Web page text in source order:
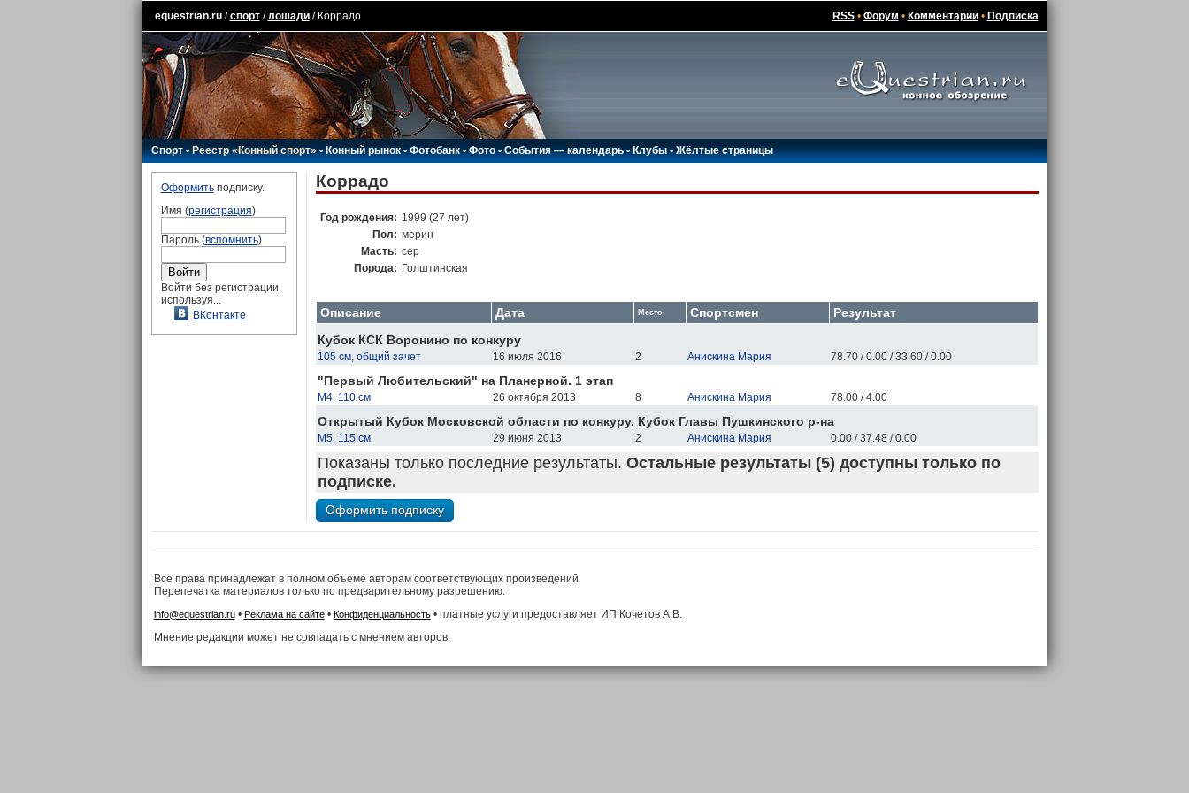
equestrian.ru/спорт/лошади/ Коррадо RSS• Форум • Комментарии• Подписка
Спорт•Реестр «Конный спорт»•Конный рынок•Фотобанк •Фото•События — календарь•Клубы •Жёлтые страницы
Оформитьподписку.
Имя (регистрация)
Пароль (вспомнить)
Войти без регистрации,
используя...
ВКонтакте
Коррадо
Год рождения: 1999 (27 лет)
Пол: мерин
Масть: сер
Порода: Голштинская
Описание Дата Место Спортсмен
Результат
Кубок КСК Воронино по конкуру
105 см, общий зачет 16 июля 2016 2 Анискина Мария 78.70 / 0.00 / 33.60 / 0.00
"Первый Любительский" на Планерной. 1 этап
М4, 110 см 26 октября 2013 8 Анискина Мария 78.00 / 4.00
Открытый Кубок Московской области по конкуру, Кубок Главы Пушкинского р-на
М5, 115 см 29 июня 2013 2 Анискина Мария 0.00 / 37.48 / 0.00
Показаны только последние результаты. Остальные результаты (5) доступны только по
подписке.
Все права принадлежат в полном объеме авторам соответствующих произведений
Перепечатка материалов только по предварительному разрешению.
info@equestrian.ru• Реклама на сайте• Конфиденциальность• платные услуги предоставляет ИП Кочетов А.В.
Мнение редакции может не совпадать с мнением авторов.